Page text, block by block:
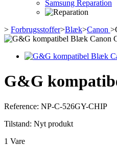
Samsung Reparation
> Forbrugsstoffer>Blæk>Canon >
G&G
Reference: NP-C-526GY-CHIP
Tilstand: Nyt produkt
1 Vare